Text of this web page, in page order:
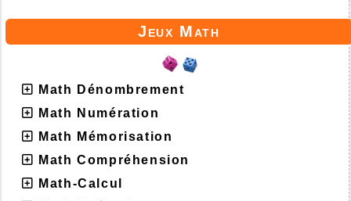
Jeux Math
Math Dénombrement
Math Numération
Math Mémorisation
Math Compréhension
Math-Calcul